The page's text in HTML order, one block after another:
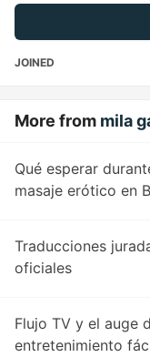
JOINED
More from mila
Qué esperar
masaje erótico en
Traducciones
oficiales
Flujo TV y el auge
entretenimiento